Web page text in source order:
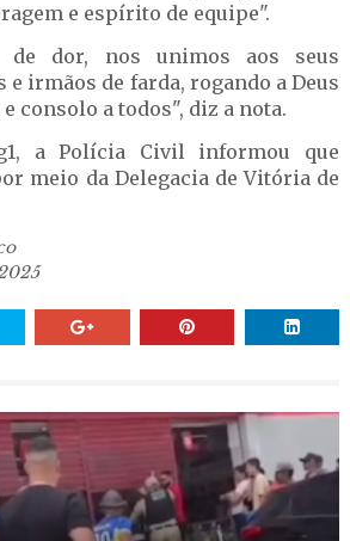
e espírito de equipe".
de dor, nos unimos aos seus
irmãos de farda, rogando a Deus
consolo a todos", diz a nota.
a Polícia Civil informou que
meio da Delegacia de Vitória de